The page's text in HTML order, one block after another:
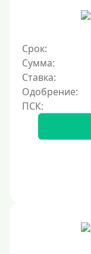
100 дней
4 месяца
5 месяцев
На полгода
10 месяцев
Срок:
Сумма:
Ставка:
Одобрение: